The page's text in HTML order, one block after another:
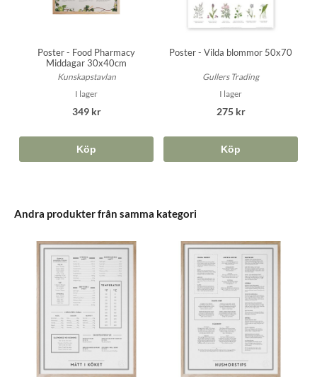
Poster - Food Pharmacy
Middagar 30x40cm
Kunskapstavlan
I lager
349 kr
Köp
Poster - Vilda blommor 50x70
Gullers Trading
I lager
275 kr
Köp
Andra produkter från samma kategori